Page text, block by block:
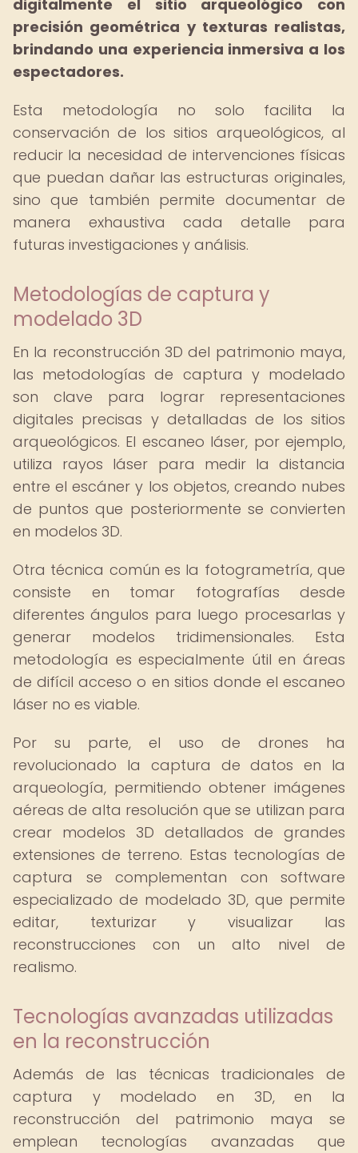
digitalmente el sitio arqueológico con
precisión geométrica y texturas realistas,
brindando una experiencia inmersiva a los
espectadores.
Esta metodología no solo facilita la
conservación de los sitios arqueológicos, al
reducir la necesidad de intervenciones físicas
que puedan dañar las estructuras originales,
sino que también permite documentar de
manera exhaustiva cada detalle para
futuras investigaciones y análisis.
Metodologías de captura y
modelado 3D
En la reconstrucción 3D del patrimonio maya,
las metodologías de captura y modelado
son clave para lograr representaciones
digitales precisas y detalladas de los sitios
arqueológicos. El escaneo láser, por ejemplo,
utiliza rayos láser para medir la distancia
entre el escáner y los objetos, creando nubes
de puntos que posteriormente se convierten
en modelos 3D.
Otra técnica común es la fotogrametría, que
consiste en tomar fotografías desde
diferentes ángulos para luego procesarlas y
generar modelos tridimensionales. Esta
metodología es especialmente útil en áreas
de difícil acceso o en sitios donde el escaneo
láser no es viable.
Por su parte, el uso de drones ha
revolucionado la captura de datos en la
arqueología, permitiendo obtener imágenes
aéreas de alta resolución que se utilizan para
crear modelos 3D detallados de grandes
extensiones de terreno. Estas tecnologías de
captura se complementan con software
especializado de modelado 3D, que permite
editar, texturizar y visualizar las
reconstrucciones con un alto nivel de
realismo.
Tecnologías avanzadas utilizadas
en la reconstrucción
Además de las técnicas tradicionales de
captura y modelado en 3D, en la
reconstrucción del patrimonio maya se
emplean tecnologías avanzadas que